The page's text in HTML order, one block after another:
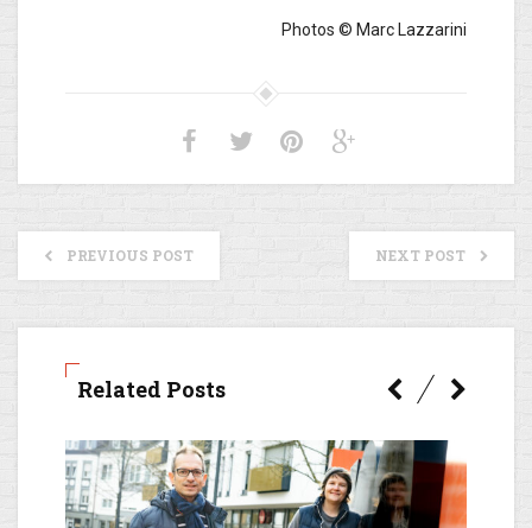
Photos © Marc Lazzarini
PREVIOUS POST NEXT POST
Related Posts